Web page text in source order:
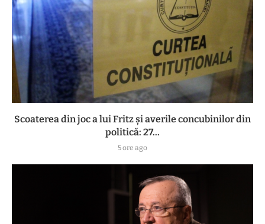
Scoaterea din joc a lui Fritz și averile concubinilor din
politică: 27...
5 ore ago